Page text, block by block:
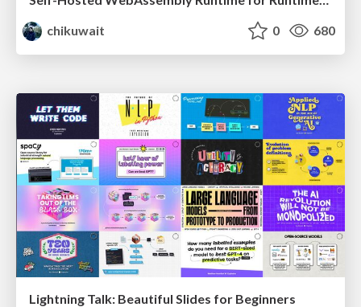
chikuwait
0 680
Lightning Talk: Beautiful Slides for Beginners